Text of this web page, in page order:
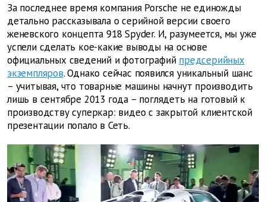
За последнее время компания Porsche не единожды
детально рассказывала о серийной версии своего
женевского концепта 918 Spyder. И, разумеется, мы уже
успели сделать кое-какие выводы на основе
официальных сведений и фотографий предсерийных
экземпляров. Однако сейчас появился уникальный шанс
– учитывая, что товарные машины начнут производить
лишь в сентябре 2013 года – поглядеть на готовый к
производству суперкар: видео с закрытой клиентской
презентации попало в Сеть.